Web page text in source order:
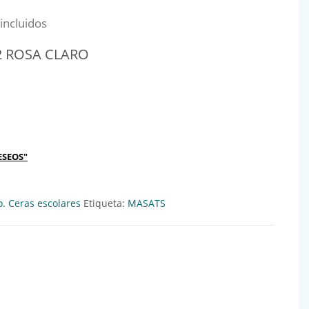
era: 2,49€.
actual es: 2,29€.
CLARO
Ref:711212 cantidad
Ceras escolares Etiqueta: MASATS